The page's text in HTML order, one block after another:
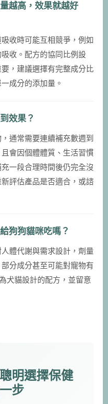
越高，效果就越好
收時可能互相競爭，例如
收。配方的協同比例設
，建議選擇有完整成分比
成分的添加量。
效果？
通常需要連續補充數週到
會因個體體質、生活習慣
一段合理時間後仍完全沒
評估產品是否適合，或諮
狗狗貓咪吃嗎？
體代謝與需求設計，劑量
分成分甚至可能對寵物有
犬貓設計的配方，並留意
明選擇保健
步